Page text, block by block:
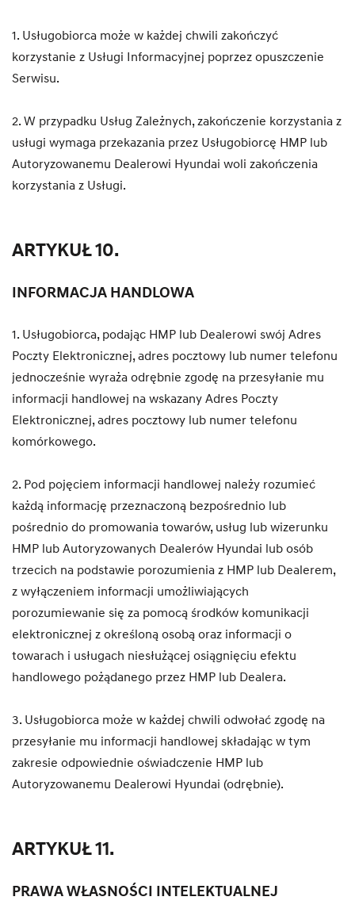
1. Usługobiorca może w każdej chwili zakończyć
korzystanie z Usługi Informacyjnej poprzez opuszczenie
Serwisu.
2. W przypadku Usług Zależnych, zakończenie korzystania z
usługi wymaga przekazania przez Usługobiorcę HMP lub
Autoryzowanemu Dealerowi Hyundai woli zakończenia
korzystania z Usługi.
ARTYKUŁ 10.
INFORMACJA HANDLOWA
1. Usługobiorca, podając HMP lub Dealerowi swój Adres
Poczty Elektronicznej, adres pocztowy lub numer telefonu
jednocześnie wyraża odrębnie zgodę na przesyłanie mu
informacji handlowej na wskazany Adres Poczty
Elektronicznej, adres pocztowy lub numer telefonu
komórkowego.
2. Pod pojęciem informacji handlowej należy rozumieć
każdą informację przeznaczoną bezpośrednio lub
pośrednio do promowania towarów, usług lub wizerunku
HMP lub Autoryzowanych Dealerów Hyundai lub osób
trzecich na podstawie porozumienia z HMP lub Dealerem,
z wyłączeniem informacji umożliwiających
porozumiewanie się za pomocą środków komunikacji
elektronicznej z określoną osobą oraz informacji o
towarach i usługach niesłużącej osiągnięciu efektu
handlowego pożądanego przez HMP lub Dealera.
3. Usługobiorca może w każdej chwili odwołać zgodę na
przesyłanie mu informacji handlowej składając w tym
zakresie odpowiednie oświadczenie HMP lub
Autoryzowanemu Dealerowi Hyundai (odrębnie).
ARTYKUŁ 11.
PRAWA WŁASNOŚCI INTELEKTUALNEJ